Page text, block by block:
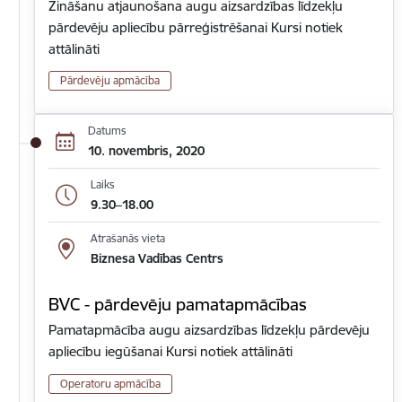
Zināšanu atjaunošana augu aizsardzības līdzekļu
pārdevēju apliecību pārreģistrēšanai Kursi notiek
attālināti
Pārdevēju apmācība
Datums
10. novembris, 2020
Laiks
9.30–18.00
Atrašanās vieta
Biznesa Vadības Centrs
BVC - pārdevēju pamatapmācības
Pamatapmācība augu aizsardzības līdzekļu pārdevēju
apliecību iegūšanai Kursi notiek attālināti
Operatoru apmācība